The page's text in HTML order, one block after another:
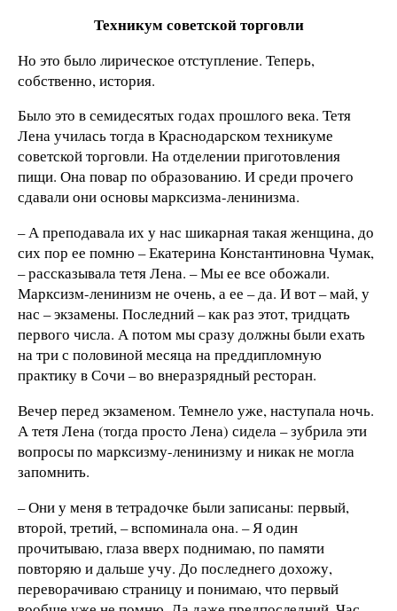
Техникум советской торговли
Но это было лирическое отступление. Теперь,
собственно, история.
Было это в семидесятых годах прошлого века. Тетя
Лена училась тогда в Краснодарском техникуме
советской торговли. На отделении приготовления
пищи. Она повар по образованию. И среди прочего
сдавали они основы марксизма-ленинизма.
– А преподавала их у нас шикарная такая женщина, до
сих пор ее помню – Екатерина Константиновна Чумак,
– рассказывала тетя Лена. – Мы ее все обожали.
Марксизм-ленинизм не очень, а ее – да. И вот – май, у
нас – экзамены. Последний – как раз этот, тридцать
первого числа. А потом мы сразу должны были ехать
на три с половиной месяца на преддипломную
практику в Сочи – во внеразрядный ресторан.
Вечер перед экзаменом. Темнело уже, наступала ночь.
А тетя Лена (тогда просто Лена) сидела – зубрила эти
вопросы по марксизму-ленинизму и никак не могла
запомнить.
– Они у меня в тетрадочке были записаны: первый,
второй, третий, – вспоминала она. – Я один
прочитываю, глаза вверх поднимаю, по памяти
повторяю и дальше учу. До последнего дохожу,
переворачиваю страницу и понимаю, что первый